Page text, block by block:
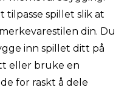
tilpasse spillet slik at
din. Du
inn spillet ditt på
eller bruke en
for raskt å dele